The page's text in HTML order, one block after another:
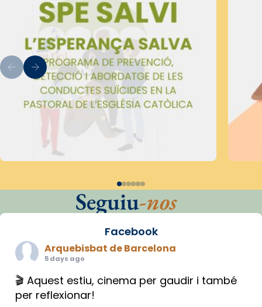
Seguiu-nos
Facebook
Arquebisbat de Barcelona
5 days ago
🎬 Aquest estiu, cinema per gaudir i també
per reflexionar!